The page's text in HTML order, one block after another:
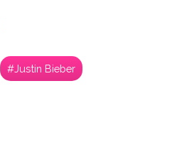
#Justin Bieber